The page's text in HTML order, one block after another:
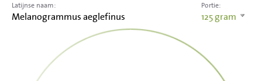
Portie:
125gram
Latijnse naam:
Melanogrammus aeglefinus